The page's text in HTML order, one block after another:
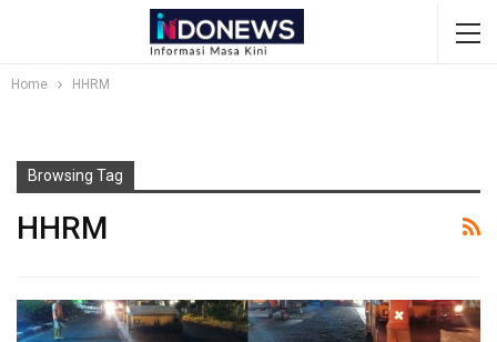
Home HHRM
Browsing Tag
HHRM